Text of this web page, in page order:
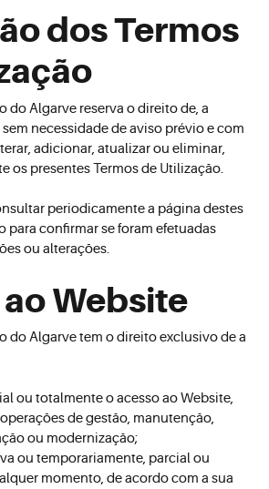
dos Termos
do Algarve reserva o direito de, a
necessidade de aviso prévio e com
adicionar, atualizar ou eliminar,
os presentes Termos de Utilização.
periodicamente a página destes
para confirmar se foram efetuadas
ou alterações.
Website
do Algarve tem o direito exclusivo de a
ou totalmente o acesso ao Website,
de gestão, manutenção,
ou modernização;
ou temporariamente, parcial ou
momento, de acordo com a sua